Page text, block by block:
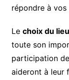
répondre à vos
Le choix du
toute son
participation
aideront à leur